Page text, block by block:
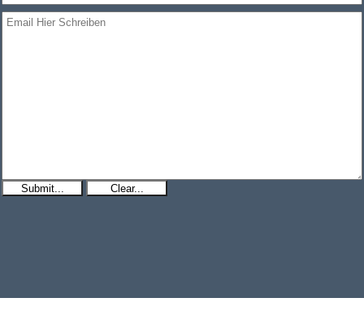
Submit... Clear...